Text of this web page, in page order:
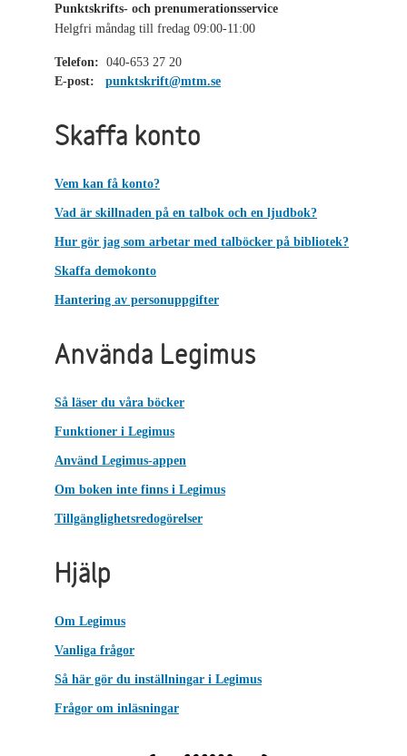
Punktskrifts- och prenumerationsservice
Helgfri måndag till fredag 09:00-11:00
Telefon: 040-653 27 20
E-post:
punktskrift@mtm.se
Skaffa konto
Vem kan få konto?
Vad är skillnaden på en talbok och en ljudbok?
Hur gör jag som arbetar med talböcker på bibliotek?
Skaffa demokonto
Hantering av personuppgifter
Använda Legimus
Så läser du våra böcker
Funktioner i Legimus
Använd Legimus-appen
Om boken inte finns i Legimus
Tillgänglighetsredogörelser
Hjälp
Om Legimus
Vanliga frågor
Så här gör du inställningar i Legimus
Frågor om inläsningar